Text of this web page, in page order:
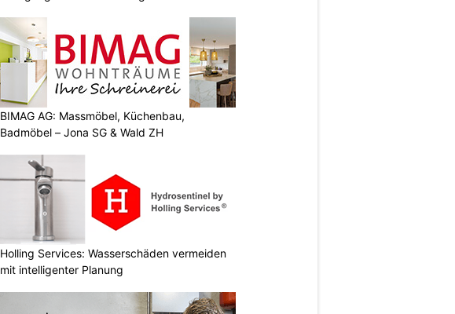
BIMAG AG: Massmöbel, Küchenbau,
Badmöbel – Jona SG & Wald ZH
Holling Services: Wasserschäden vermeiden
mit intelligenter Planung